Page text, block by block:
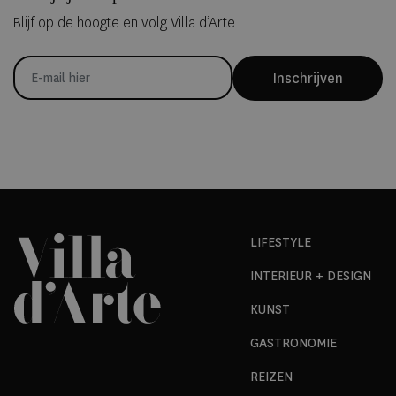
Blijf op de hoogte en volg Villa d’Arte
Inschrijven
LIFESTYLE
INTERIEUR + DESIGN
KUNST
GASTRONOMIE
REIZEN